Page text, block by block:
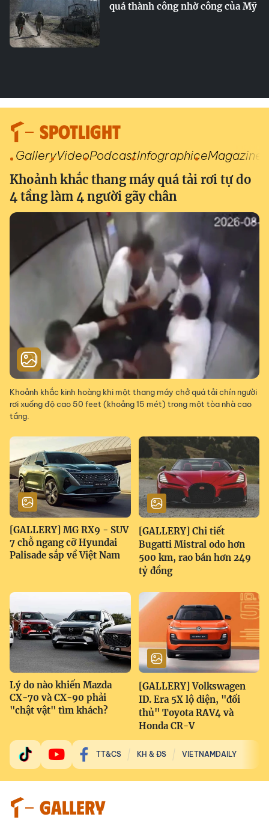
quá thành công nhờ công của Mỹ
SPOTLIGHT
GalleryVideoPodcastInfographiceMagazine
Khoảnh khắc thang máy quá tải rơi tự do
4 tầng làm 4 người gãy chân
Khoảnh khắc kinh hoàng khi một thang máy chở quá tải chín người
rơi xuống độ cao 50 feet (khoảng 15 mét) trong một tòa nhà cao
tầng.
[GALLERY] MG RX9 - SUV
7 chỗ ngang cỡ Hyundai
Palisade sắp về Việt Nam
[GALLERY] Chi tiết
Bugatti Mistral odo hơn
500 km, rao bán hơn 249
tỷ đồng
Lý do nào khiến Mazda
CX-70 và CX-90 phải
"chật vật" tìm khách?
[GALLERY] Volkswagen
ID. Era 5X lộ diện, "đối
thủ" Toyota RAV4 và
Honda CR-V
TT&CS KH & ĐS VIETNAMDAILY
GALLERY